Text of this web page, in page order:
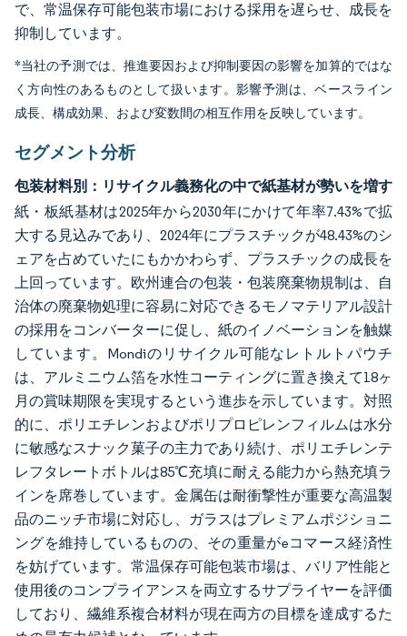
で、常温保存可能包装市場における採用を遅らせ、成長を
抑制しています。
*当社の予測では、推進要因および抑制要因の影響を加算的ではな
く方向性のあるものとして扱います。影響予測は、ベースライン
成長、構成効果、および変数間の相互作用を反映しています。
セグメント分析
包装材料別：リサイクル義務化の中で紙基材が勢いを増す
紙・板紙基材は2025年から2030年にかけて年率7.43%で拡
大する見込みであり、2024年にプラスチックが48.43%のシ
ェアを占めていたにもかかわらず、プラスチックの成長を
上回っています。欧州連合の包装・包装廃棄物規制は、自
治体の廃棄物処理に容易に対応できるモノマテリアル設計
の採用をコンバーターに促し、紙のイノベーションを触媒
しています。Mondiのリサイクル可能なレトルトパウチ
は、アルミニウム箔を水性コーティングに置き換えて18ヶ
月の賞味期限を実現するという進歩を示しています。対照
的に、ポリエチレンおよびポリプロピレンフィルムは水分
に敏感なスナック菓子の主力であり続け、ポリエチレンテ
レフタレートボトルは85℃充填に耐える能力から熱充填ラ
インを席巻しています。金属缶は耐衝撃性が重要な高温製
品のニッチ市場に対応し、ガラスはプレミアムポジショニ
ングを維持しているものの、その重量がeコマース経済性
を妨げています。常温保存可能包装市場は、バリア性能と
使用後のコンプライアンスを両立するサプライヤーを評価
しており、繊維系複合材料が現在両方の目標を達成するた